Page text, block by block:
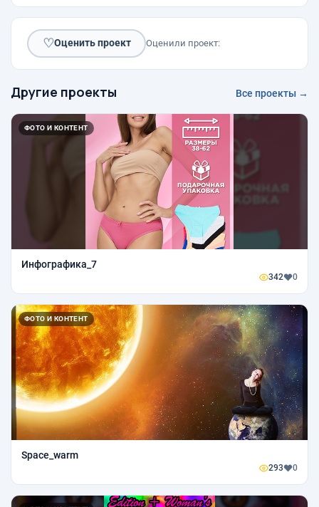
♡Оценить проект Оценили проект:
Другие проекты Все проекты →
ФОТО И КОНТЕНТ
Инфографика_7
342 0
ФОТО И КОНТЕНТ
Space_warm
293 0